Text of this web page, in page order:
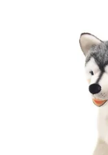
シュタイフ社製品
当店はネット販売
海外からのお取り
ご安心ください！
千葉県
「ChatGPTを利用
ん